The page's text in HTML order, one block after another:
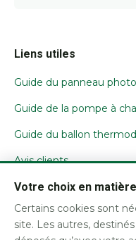
Liens utiles
Guide du panneau
Guide de la pompe à
Guide du ballon
Avis clients
Nous contacter
Mentions légales / CGU
Votre choix en
Certains cookies sont
site. Les autres,